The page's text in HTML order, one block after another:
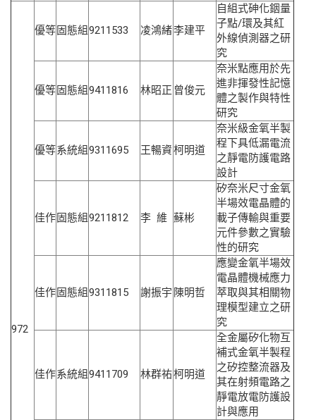
972
優等 固態組9211533 凌鴻緒李建平
自組式砷化銦量
子點/環及其紅
外線偵測器之研
究
優等 固態組9411816 林昭正 曾俊元
奈米點應用於先
進非揮發性記憶
體之製作與特性
研究
優等系統組9311695 王暢資柯明道
奈米級金氧半製
程下具低漏電流
之靜電防護電路
設計
佳作 固態組9211812 李 維 蘇彬
矽奈米尺寸金氧
半場效電晶體的
載子傳輸與重要
元件參數之實驗
性的研究
佳作 固態組9311815 謝振宇 陳明哲
應變金氧半場效
電晶體機械應力
萃取與其相關物
理模型建立之研
究
佳作系統組9411709 林群祐柯明道
全金屬矽化物互
補式金氧半製程
之矽控整流器及
其在射頻電路之
靜電放電防護設
計與應用